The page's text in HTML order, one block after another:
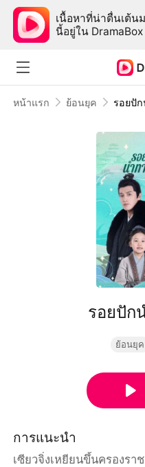
เนื้อหาที่น่าตื่นเต้น
นี้อยู่ใน DramaBox
หน้าแรก ย้อนยุค รอยปัก
รอยปัก
ย้อนยุค
การแนะนำ
เซียวจิ่งเหยียนขึ้นครองรา